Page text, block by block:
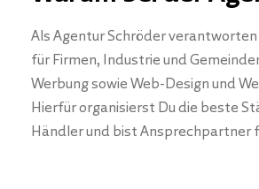
Als Agentur Schröder
für Firmen, Industrie und
Werbung sowie Web-Design und
Hierfür organisierst Du die beste
Händler und bist Ansprechpartner